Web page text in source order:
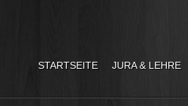
STARTSEITE JURA & LEHRE